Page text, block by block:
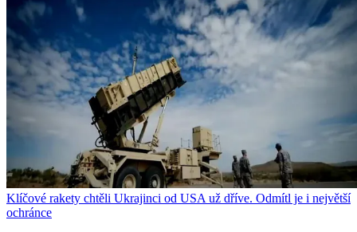
Klíčové rakety chtěli Ukrajinci od USA už dříve. Odmítl je i největší
ochránce